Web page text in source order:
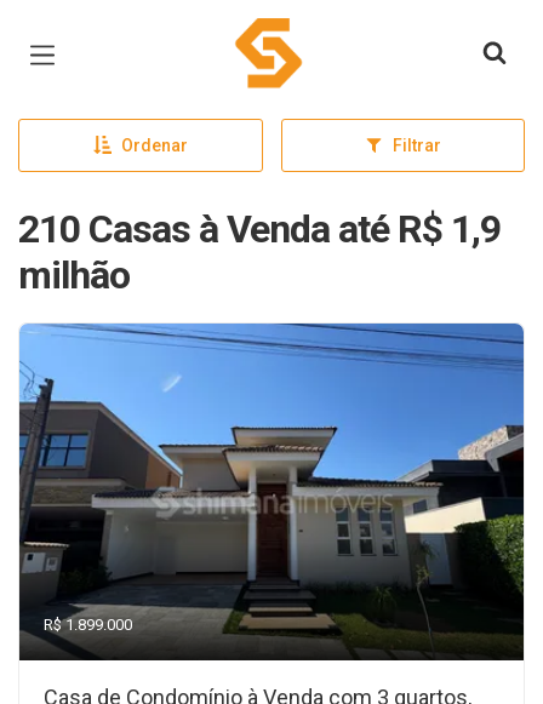
Página inicial
Ordenar Filtrar
210 Casas à Venda até R$ 1,9
milhão
R$ 1.899.000
Casa de Condomínio à Venda com 3 quartos,